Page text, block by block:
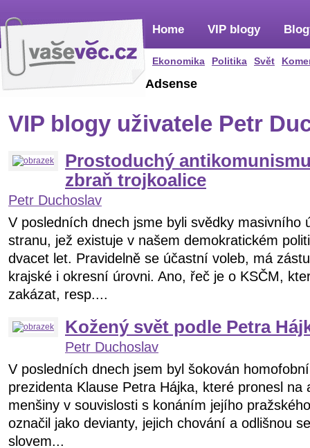
Home
Ekonomika Politika Svět
VIP blogy
Adsense
VIP blogy uživatele Petr
Prostoduchý
zbraň trojkoalice
Petr Duchoslav
V posledních dnech jsme byli svědky masivního
stranu, jež existuje v našem demokratickém
dvacet let. Pravidelně se účastní voleb, má
krajské i okresní úrovni. Ano, řeč je o KSČM,
zakázat, resp....
Kožený svět podle Petra
Petr Duchoslav
V posledních dnech jsem byl šokován
prezidenta Klause Petra Hájka, které pronesl na
menšiny v souvislosti s konáním jejího
označil jako devianty, jejich chování a odlišnou
slovem...